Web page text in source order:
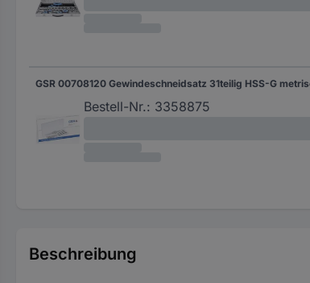
Bestell-Nr.: 3358875
Beschreibung